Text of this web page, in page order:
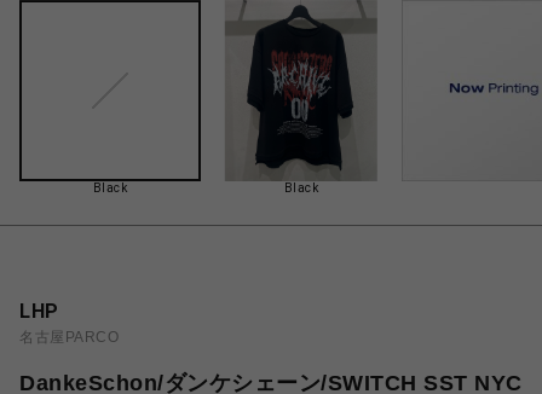
Black Black
LHP
名古屋PARCO
DankeSchon/ダンケシェーン/SWITCH SST NYC